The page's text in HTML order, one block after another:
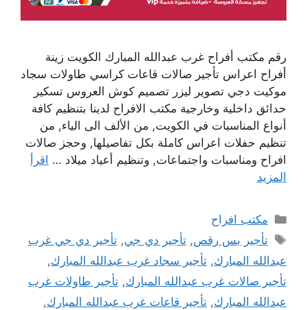
رقم مكتب أفراح غرب عبدالله المبارك الكويت زينة
أفراح اعراس تأجير صالات قاعات كراسي طاولات سجاد
موكيت دجي تصوير ليزر تصميم كوش العروس تسكير
حدائق داخلية وخارجية مكتب الافراح لدينا بتنظيم كافة
أنواع المناسبات في الكويت, من الألف الى الياء, من
تنظيم حفلات اعراس كاملة بكل تفاصيلها, وحجز صالات
افراح ومناسبات واجتماعات, وتنظيم أعياد ميلاد … اقرأ
المزيد
التصنيفات
مكتب افراح
الوسوم
تأجير بس رقص,تأجير دي جي,تأجير دي جي غرب
عبدالله المبارك, تأجير سجاد غرب عبدالله المبارك,
تأجير صالات غرب عبدالله المبارك, تأجير طاولات غرب
عبدالله المبارك, تأجير قاعات غرب عبدالله المبارك,